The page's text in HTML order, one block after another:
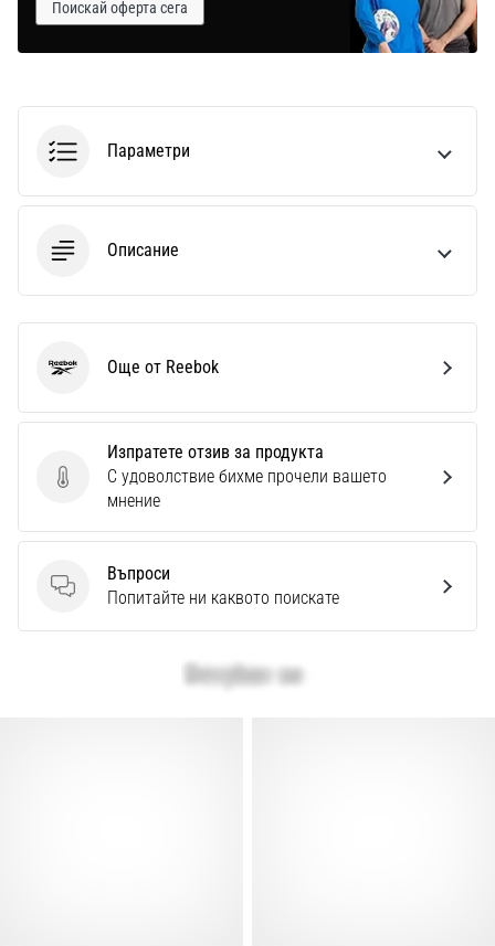
Поискай оферта сега
Параметри
Описание
Изпратете отзив за продукта
Изпратете отзив за продукта
С удоволствие бихме прочели вашето
мнение
Въпроси
Въпроси
Попитайте ни каквото поискате
ReebokОще от Reebok